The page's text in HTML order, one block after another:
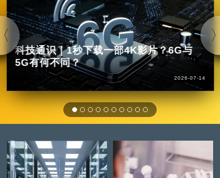
科技通识｜1秒下载一部4K影片？6G与
5G有何不同？
2026-07-14